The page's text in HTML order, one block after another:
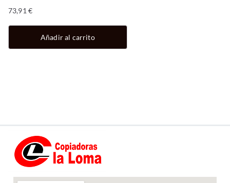
73,91 €
Añadir al carrito